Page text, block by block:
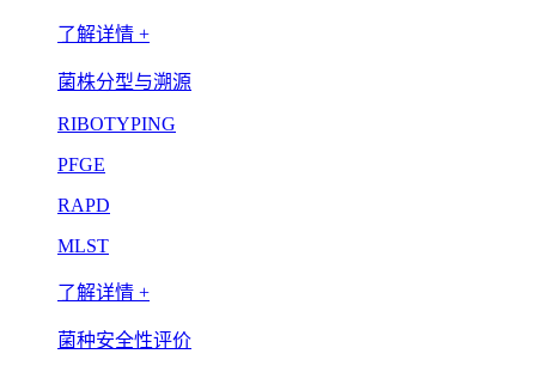
了解详情 +
菌株分型与溯源
RIBOTYPING
PFGE
RAPD
MLST
了解详情 +
菌种安全性评价